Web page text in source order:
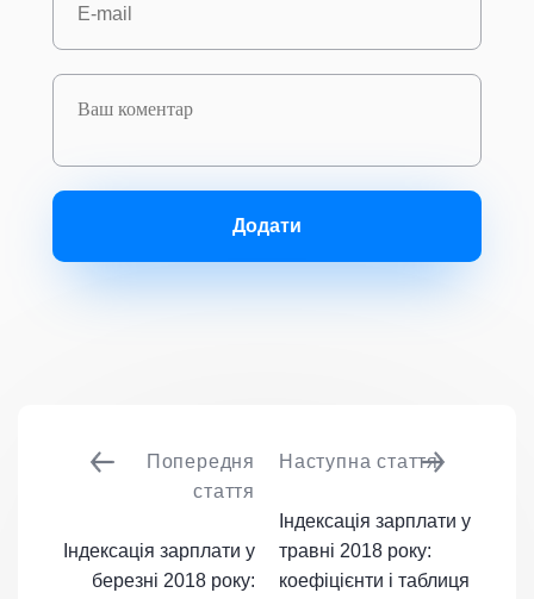
Додати
Попередня
стаття
Індексація зарплати у
березні 2018 року:
Наступна стаття
Індексація зарплати у
травні 2018 року:
коефіцієнти і таблиця